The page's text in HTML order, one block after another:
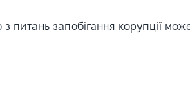
запобігання корупції